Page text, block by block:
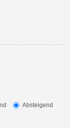
Absteigend